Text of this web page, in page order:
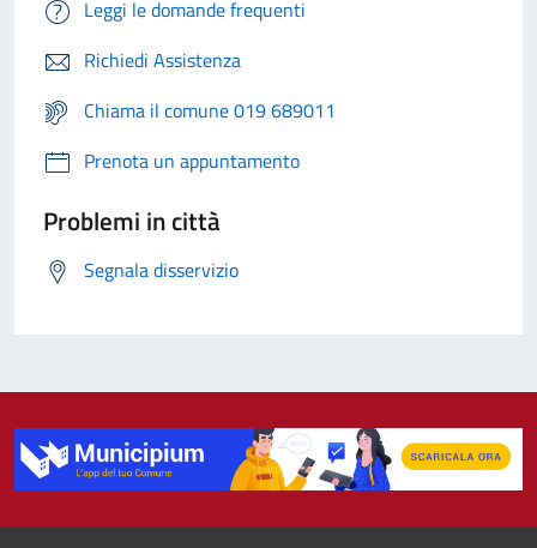
Leggi le domande frequenti
Richiedi Assistenza
Chiama il comune 019 689011
Prenota un appuntamento
Problemi in città
Segnala disservizio